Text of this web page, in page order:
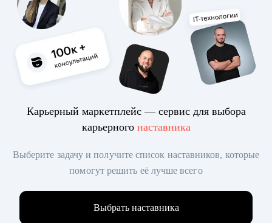
Карьерный маркетплейс — сервис для выбора
карьерного наставника
Выберите задачу и получите список наставников, которые
помогут решить её лучше всего
Выбрать наставника